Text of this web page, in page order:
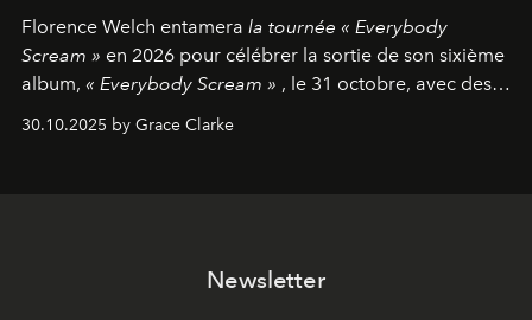
Florence Welch entamera la tournée « Everybody
Scream » en 2026 pour célébrer la sortie de son sixième
album, « Everybody Scream » , le 31 octobre, avec des
dates nord-américaines débutant en avril prochain.
30.10.2025 by Grace Clarke
Newsletter